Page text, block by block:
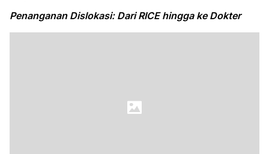
Penanganan Dislokasi: Dari RICE hingga ke Dokter